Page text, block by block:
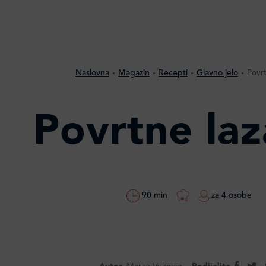
Naslovna Magazin Recepti Glavno jelo
Povrtne
90 min za 4 osobe